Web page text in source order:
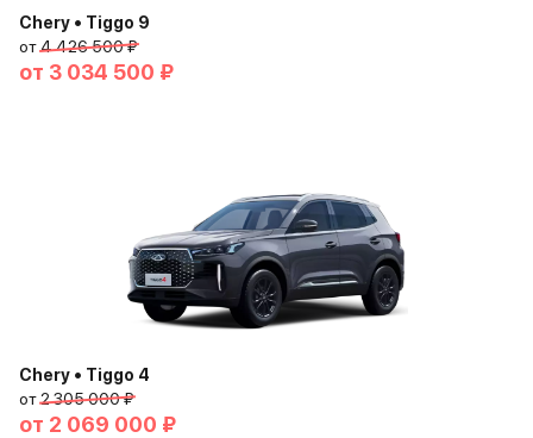
Chery • Tiggo 9
от4 426 500 ₽
от 3 034 500 ₽
Chery • Tiggo 4
от2 305 000 ₽
от 2 069 000 ₽